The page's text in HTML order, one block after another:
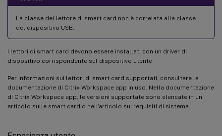
La classe del lettore di smart card non è correlata alla classe
del dispositivo USB.
I lettori di smart card devono essere installati con un driver di
dispositivo corrispondente sul dispositivo utente.
Per informazioni sui lettori di smart card supportati, consultare la
documentazione di Citrix Workspace app in uso. Nella documentazione
di Citrix Workspace app, le versioni supportate sono elencate in un
articolo sulle smart card o nell’articolo sui requisiti di sistema.